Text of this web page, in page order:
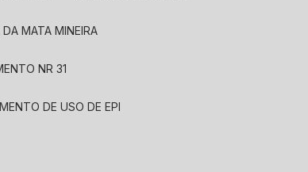
DA MATA MINEIRA
NR 31
DE USO DE EPI